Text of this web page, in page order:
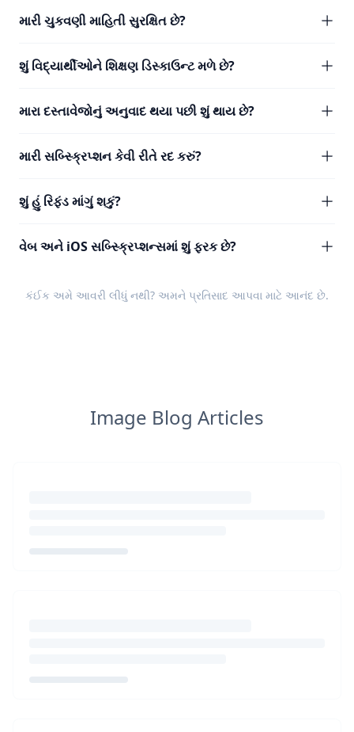
મારી ચુકવણી માહિતી સુરક્ષિત છે?
શું વિદ્યાર્થીઓને શિક્ષણ ડિસ્કાઉન્ટ મળે છે?
મારા દસ્તાવેજોનું અનુવાદ થયા પછી શું થાય છે?
મારી સબ્સ્ક્રિપ્શન કેવી રીતે રદ કરું?
શું હું રિફંડ માંગું શકું?
વેબ અને iOS સબ્સ્ક્રિપ્શન્સમાં શું ફરક છે?
કંઈક અમે આવરી લીધું નથી? અમને પ્રતિસાદ આપવા માટે આનંદ છે.
Image Blog Articles